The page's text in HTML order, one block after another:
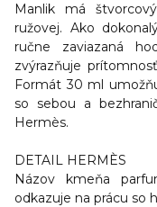
Manlik má
ružovej. Ako
ručne zaviazaná
zvýrazňuje
Formát 30 ml
so sebou a
Hermès.
DETAIL HERMÈS
Názov kmeňa
odkazuje na prácu so